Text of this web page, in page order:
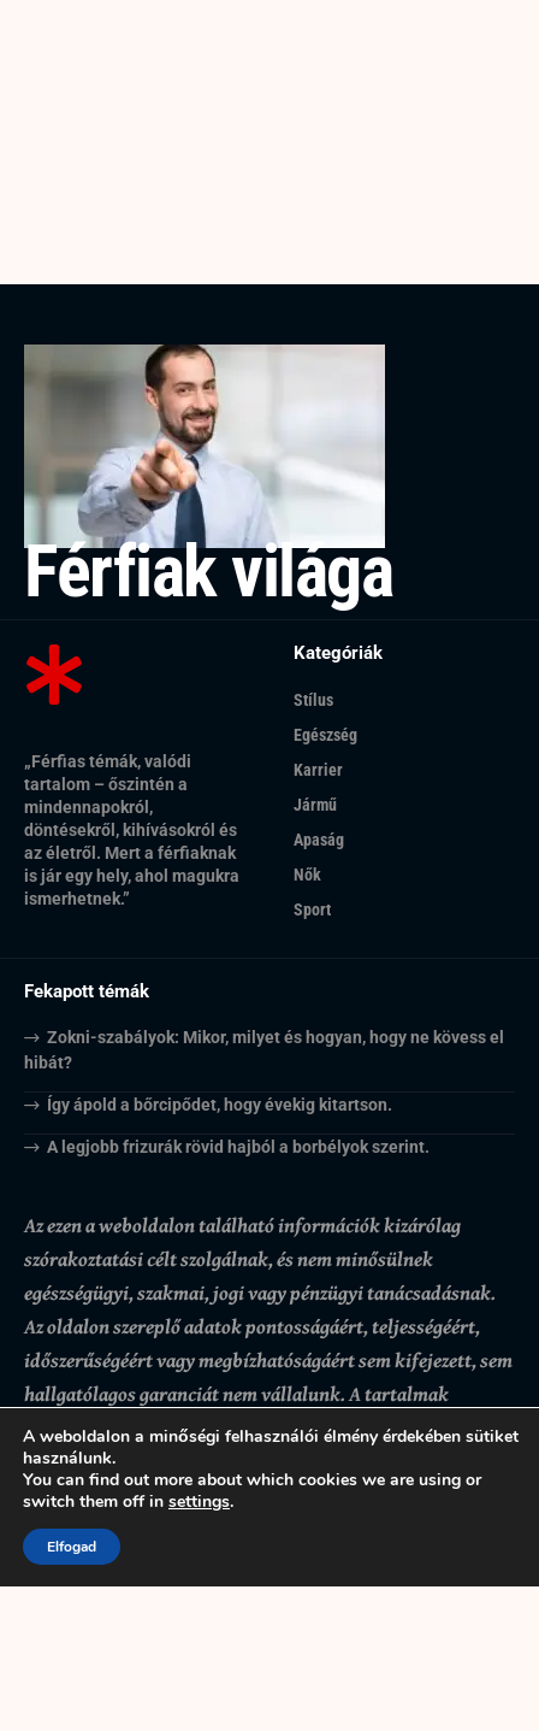
Férfiak világa
„Férfias témák, valódi
tartalom – őszintén a
mindennapokról,
döntésekről, kihívásokról és
az életről. Mert a férfiaknak
is jár egy hely, ahol magukra
ismerhetnek.”
Kategóriák
Stílus
Egészség
Karrier
Jármű
Apaság
Nők
Sport
Fekapott témák
Zokni-szabályok: Mikor, milyet és hogyan, hogy ne kövess el
hibát?
Így ápold a bőrcipődet, hogy évekig kitartson.
A legjobb frizurák rövid hajból a borbélyok szerint.
Az ezen a weboldalon található információk kizárólag
szórakoztatási célt szolgálnak, és nem minősülnek
egészségügyi, szakmai, jogi vagy pénzügyi tanácsadásnak.
Az oldalon szereplő adatok pontosságáért, teljességéért,
időszerűségéért vagy megbízhatóságáért sem kifejezett, sem
hallgatólagos garanciát nem vállalunk.A tartalmak
felhasználása kizárólag a látogató saját felelősségére
történik, az ezekre alapozott döntésekért vagy
következményekért az oldal üzemeltetője nem felel. Bár
igyekszünk pontos és naprakész információkat biztosítani,
előfordulhatnak hibák vagy hiányosságok.
használatával a felhasználó tudomásul veszi és elfogadja,
A weboldalon a minőségi felhasználói élmény érdekében sütiket
használunk.
You can find out more about which cookies we are using or
switch them off in settings.
Elfogad